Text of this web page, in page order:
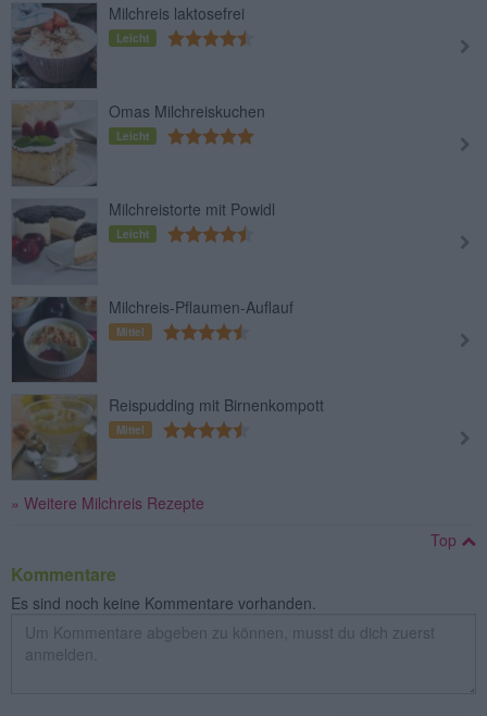
Milchreis laktosefrei
Leicht
Omas Milchreiskuchen
Leicht
Milchreistorte mit Powidl
Leicht
Milchreis-Pflaumen-Auflauf
Mittel
Reispudding mit Birnenkompott
Mittel
» Weitere Milchreis Rezepte
Top
Kommentare
Es sind noch keine Kommentare vorhanden.